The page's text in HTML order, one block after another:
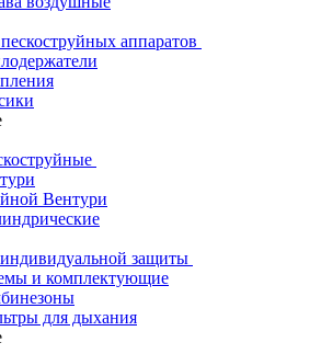
аппаратов
Вентури
защиты
и комплектующие
для дыхания